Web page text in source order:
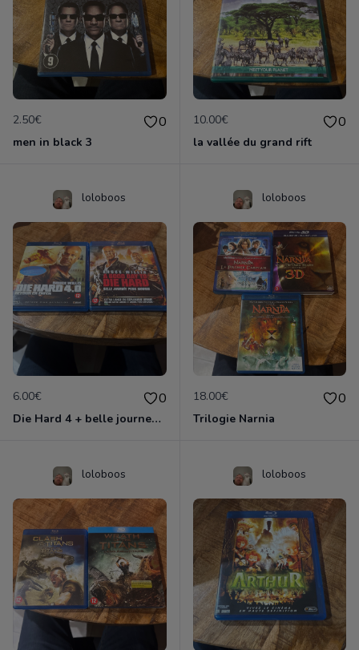
2.50€ 0
men in black 3
10.00€ 0
la vallée du grand rift
loloboos
6.00€ 0
Die Hard 4 + belle journee pour mourir
loloboos
18.00€ 0
Trilogie Narnia
loloboos loloboos